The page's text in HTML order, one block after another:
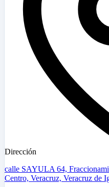
Dirección
calle SAYULA 64,
Centro, Veracruz, Veracruz de